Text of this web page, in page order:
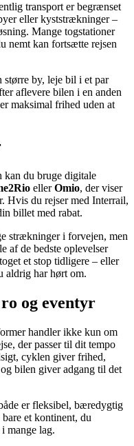
transport er begrænset
eller kyststrækninger –
Mange togstationer
nemt kan fortsætte rejsen
by, leje bil i et par
aflevere bilen i en anden
maksimal frihed uden at
kan du bruge digitale
ellerOmio, der viser
Hvis du rejser med Interrail,
billet med rabat.
strækninger i forvejen, men
af de bedste oplevelser
et stop tidligere – eller
aldrig har hørt om.
og eventyr
handler ikke kun om
der passer til dit tempo
cyklen giver frihed,
bilen giver adgang til det
er fleksibel, bæredygtig
et kontinent, du
mange lag.